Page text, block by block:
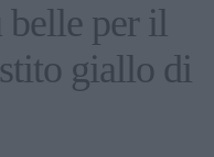
per il
giallo di